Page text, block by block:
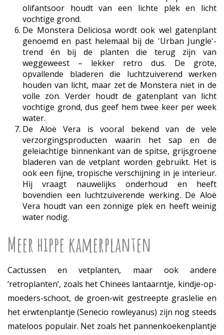
olifantsoor houdt van een lichte plek en licht
vochtige grond.
De Monstera Deliciosa wordt ook wel gatenplant
genoemd en past helemaal bij de 'Urban Jungle'-
trend én bij de planten die terug zijn van
weggeweest – lekker retro dus. De grote,
opvallende bladeren die luchtzuiverend werken
houden van licht, maar zet de Monstera niet in de
volle zon. Verder houdt de gatenplant van licht
vochtige grond, dus geef hem twee keer per week
water.
De Aloë Vera is vooral bekend van de vele
verzorgingsproducten waarin het sap en de
geleiachtige binnenkant van de spitse, grijsgroene
bladeren van de vetplant worden gebruikt. Het is
ook een fijne, tropische verschijning in je interieur.
Hij vraagt nauwelijks onderhoud en heeft
bovendien een luchtzuiverende werking. De Aloë
Vera houdt van een zonnige plek en heeft weinig
water nodig.
Meer hippe kamerplanten
Cactussen en vetplanten, maar ook andere
‘retroplanten’, zoals het Chinees lantaarntje, kindje-op-
moeders-schoot, de groen-wit gestreepte graslelie en
het erwtenplantje (Senecio rowleyanus) zijn nog steeds
mateloos populair. Net zoals het pannenkoekenplantje